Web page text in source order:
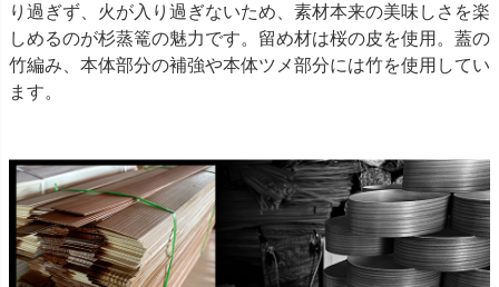
り過ぎず、火が入り過ぎないため、素材本来の美味しさを楽
しめるのが杉蒸篭の魅力です。留め材は桜の皮を使用。蓋の
竹編み、本体部分の補強や本体ツメ部分には竹を使用してい
ます。